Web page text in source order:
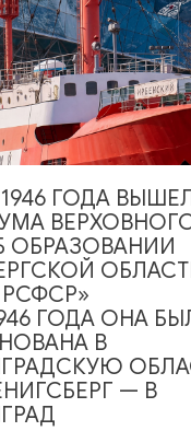
Coffee
20:00
НА НАШЕМ
ГОДА
ОБРАЗОВАНИИ
ГОДА ОНА
В
— В